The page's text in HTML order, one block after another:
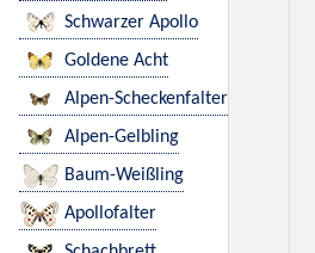
Schwarzer Apollo
Goldene Acht
Alpen-Scheckenfalter
Alpen-Gelbling
Baum-Weißling
Apollofalter